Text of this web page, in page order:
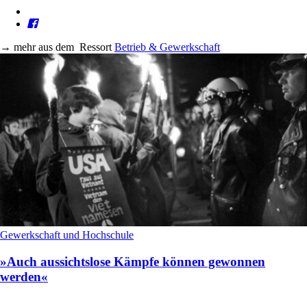
→ mehr aus dem Ressort Betrieb & Gewerkschaft
Gewerkschaft und Hochschule
»Auch aussichtslose Kämpfe können gewonnen
werden«